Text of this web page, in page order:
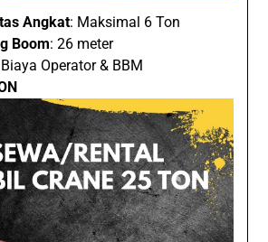
Angkat: Maksimal 6 Ton
Boom: 26 meter
Operator & BBM